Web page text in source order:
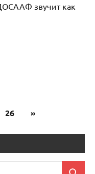
звучит как
26
Следующие
»